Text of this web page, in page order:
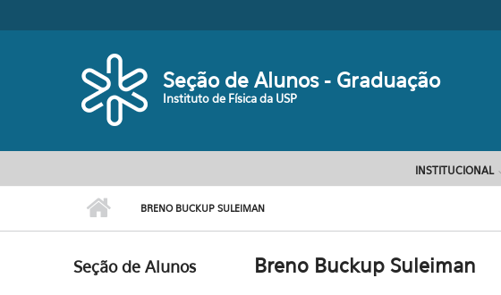
Seção de Alunos - Graduação
Instituto de Física da USP
INSTITUCIONAL
BRENO BUCKUP SULEIMAN
Seção de Alunos Breno Buckup Suleiman